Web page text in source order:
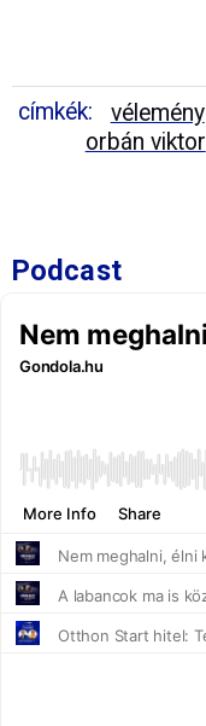
címkék: vélemény
orbán viktor
Podcast